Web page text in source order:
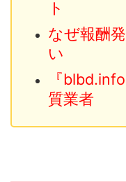
ト
なぜ報酬
い
『
質業者